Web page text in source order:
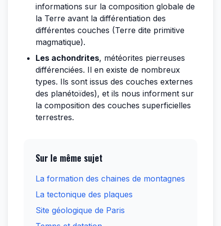
informations sur la composition globale de
la Terre avant la différentiation des
différentes couches (Terre dite primitive
magmatique).
Les achondrites, météorites pierreuses
différenciées. Il en existe de nombreux
types. Ils sont issus des couches externes
des planétoïdes), et ils nous informent sur
la composition des couches superficielles
terrestres.
Sur le même sujet
La formation des chaines de montagnes
La tectonique des plaques
Site géologique de Paris